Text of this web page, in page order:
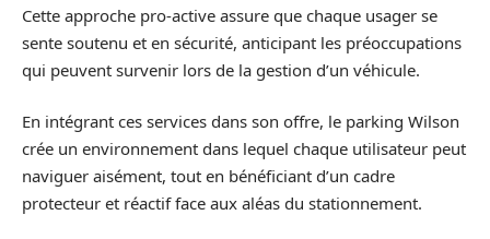
Cette approche pro-active assure que chaque usager se
sente soutenu et en sécurité, anticipant les préoccupations
qui peuvent survenir lors de la gestion d’un véhicule.
En intégrant ces services dans son offre, le parking Wilson
crée un environnement dans lequel chaque utilisateur peut
naviguer aisément, tout en bénéficiant d’un cadre
protecteur et réactif face aux aléas du stationnement.